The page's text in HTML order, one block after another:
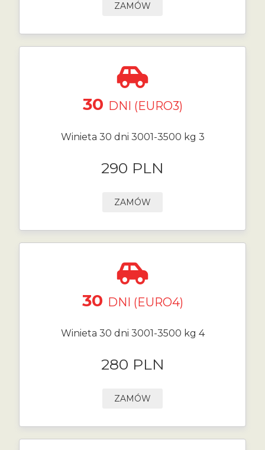
ZAMÓW
30 DNI (EURO3)
Winieta 30 dni 3001-3500 kg 3
290 PLN
ZAMÓW
30 DNI (EURO4)
Winieta 30 dni 3001-3500 kg 4
280 PLN
ZAMÓW